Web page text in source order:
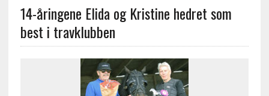
14-åringene Elida og Kristine hedret som
best i travklubben